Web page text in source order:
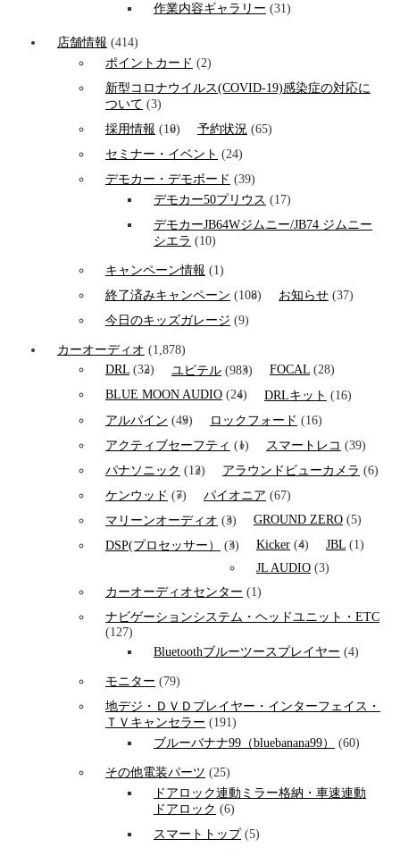
作業内容ギャラリー (31)
店舗情報 (414)
ポイントカード (2)
新型コロナウイルス(COVID-19)感染症の対応に
ついて (3)
採用情報 (10) 予約状況 (65)
セミナー・イベント (24)
デモカー・デモボード (39)
デモカー50プリウス (17)
デモカーJB64Wジムニー/JB74 ジムニー
シエラ (10)
キャンペーン情報 (1)
終了済みキャンペーン (108) お知らせ (37)
今日のキッズガレージ (9)
カーオーディオ (1,878)
DRL (32) ユピテル (983) FOCAL (28)
BLUE MOON AUDIO (24) DRLキット (16)
アルパイン (49) ロックフォード (16)
アクティブセーフティ (1) スマートレコ (39)
パナソニック (12) アラウンドビューカメラ (6)
ケンウッド (7) パイオニア (67)
マリーンオーディオ (3) GROUND ZERO (5)
DSP(プロセッサー）
(3) Kicker (4) JBL (1)
JL AUDIO (3)
カーオーディオセンター (1)
ナビゲーションシステム・ヘッドユニット・ETC
(127)
Bluetoothブルーツースプレイヤー (4)
モニター (79)
地デジ・ＤＶＤプレイヤー・インターフェイス・
ＴＶキャンセラー (191)
ブルーバナナ99（bluebanana99）
(60)
その他電装パーツ (25)
ドアロック連動ミラー格納・車速連動
ドアロック (6)
スマートトップ(5)